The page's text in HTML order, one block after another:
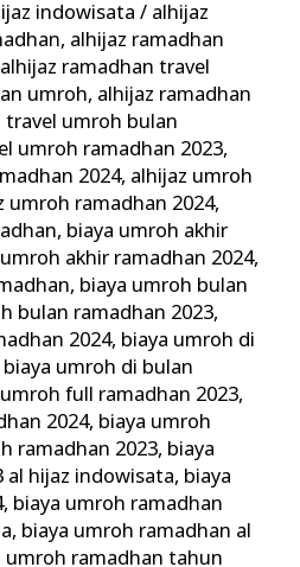
indowisata/ alhijaz
, alhijaz ramadhan
alhijaz ramadhan travel
umroh, alhijaz ramadhan
travel umroh bulan
umroh ramadhan 2023,
2024, alhijaz umroh
umroh ramadhan 2024,
, biaya umroh akhir
akhir ramadhan 2024,
, biaya umroh bulan
bulan ramadhan 2023,
2024, biaya umroh di
biaya umroh di bulan
full ramadhan 2023,
2024, biaya umroh
ramadhan 2023, biaya
al hijaz indowisata, biaya
, biaya umroh ramadhan
, biaya umroh ramadhan al
umroh ramadhan tahun